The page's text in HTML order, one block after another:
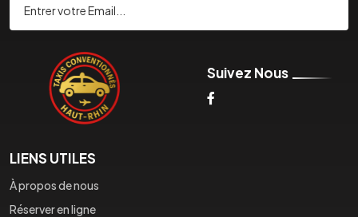
Suivez Nous
LIENS UTILES
À propos de nous
Réserver en ligne